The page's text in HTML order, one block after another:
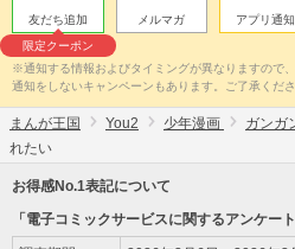
友だち追加
限定クーポン
メルマガ アプリ通知
※通知する情報およびタイミングが異なりますので
通知をしないキャンペーンもあります。ご了承くださ
まんが王国 You2 少年漫画 ガンガ
れたい
お得感No.1表記について
「電子コミックサービスに関するアンケート